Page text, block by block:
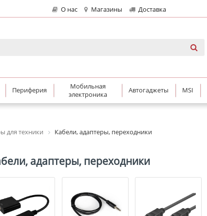
О нас Магазины Доставка
Периферия
Мобильная
электроника
Автогаджеты MSI
для техники Кабели, адаптеры, переходники
адаптеры, переходники